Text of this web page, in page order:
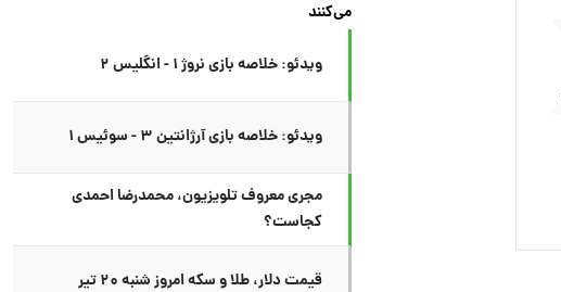
می‌کنند
ویدئو: خلاصه بازی نروژ ۱ - انگلیس ۲
ویدئو: خلاصه بازی آرژانتین ۳ - سوئیس ۱
مجری معروف تلویزیون، محمدرضا احمدی
کجاست؟
قیمت دلار، طلا و سکه امروز شنبه ۲۰ تیر